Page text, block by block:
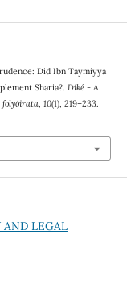
Did Ibn Taymiyya
Sharia?. Díké - A
folyóirata, 10(1), 219–233.
AND LEGAL